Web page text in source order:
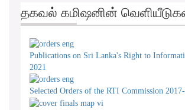
தகவல் கமிஷனின்
Publications on Sri Lanka's Right to
2021
Selected Orders of the RTI Commission